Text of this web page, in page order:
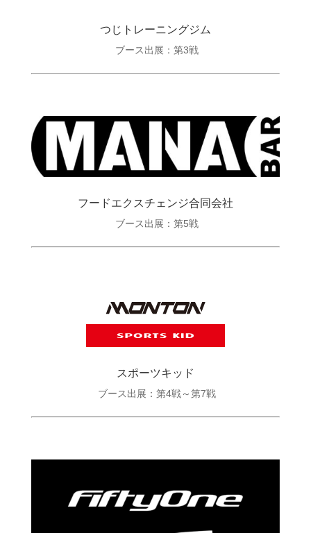
つじトレーニングジム
ブース出展：第3戦
フードエクスチェンジ合同会社
ブース出展：第5戦
スポーツキッド
ブース出展：第4戦～第7戦